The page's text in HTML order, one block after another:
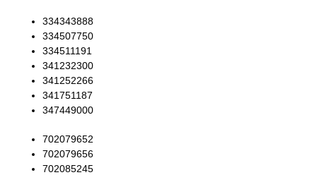
334343888
334507750
334511191
341232300
341252266
341751187
347449000
702079652
702079656
702085245